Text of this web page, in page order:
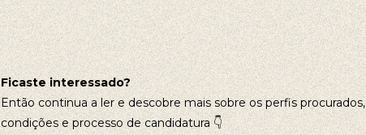
Ficaste interessado?
Então continua a ler e descobre mais sobre os perfis procurados,
condições e processo de candidatura 👇